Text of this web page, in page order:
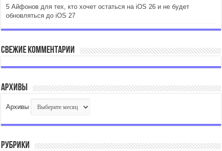
5 Айфонов для тех, кто хочет остаться на iOS 26 и не будет
обновляться до iOS 27
Свежие комментарии
Архивы
Архивы
Рубрики